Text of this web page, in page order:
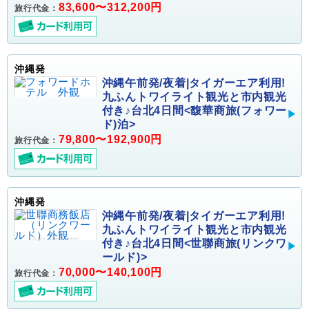
旅行代金： 83,600〜312,200円
沖縄発
沖縄午前発/夜着|タイガーエア利用!
九ふんトワイライト観光と市内観光
付き♪台北4日間<馥華商旅(フォワー
ド)泊>
旅行代金： 79,800〜192,900円
沖縄発
沖縄午前発/夜着|タイガーエア利用!
九ふんトワイライト観光と市内観光
付き♪台北4日間<世聯商旅(リンクワ
ールド)>
旅行代金： 70,000〜140,100円